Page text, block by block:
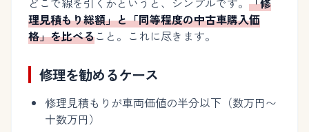
理見積もり総額」と「同等程度の中古車購入価
格」を比べること。これに尽きます。
修理を勧めるケース
修理見積もりが車両価値の半分以下（数万円〜
十数万円）